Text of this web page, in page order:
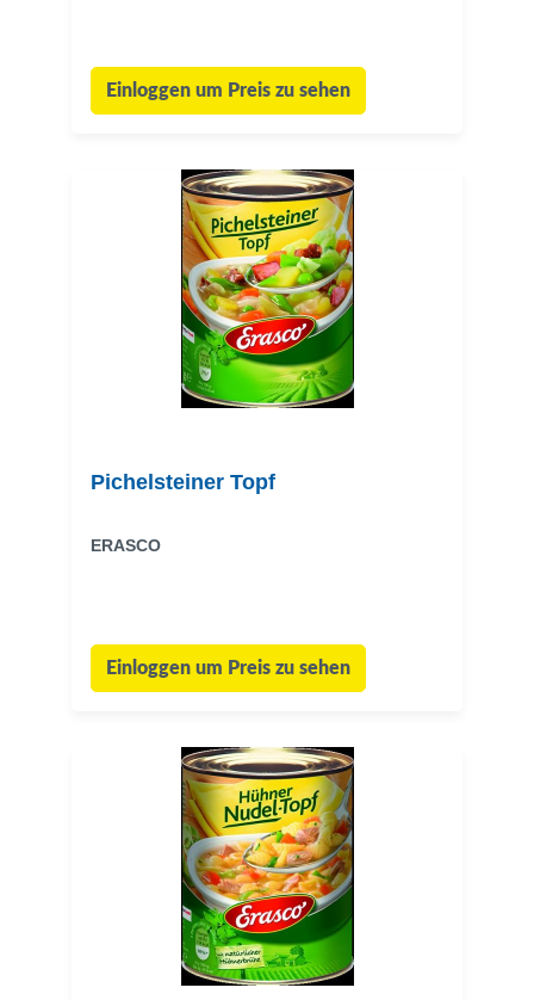
Einloggen um Preis zu sehen
Pichelsteiner Topf
ERASCO
Einloggen um Preis zu sehen